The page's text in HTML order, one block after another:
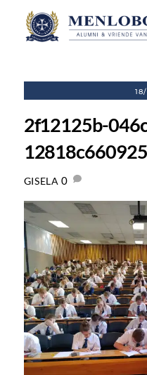
content
2f12125b-
12818c660925
GISELA 0